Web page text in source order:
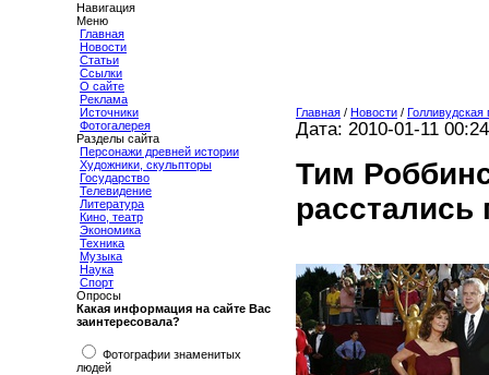
Навигация
Меню
Главная
Новости
Статьи
Ссылки
О сайте
Реклама
Источники
Фотогалерея
Разделы сайта
Персонажи древней истории
Художники, скульпторы
Государство
Телевидение
Литература
Кино, театр
Экономика
Техника
Музыка
Наука
Спорт
Опросы
Какая информация на сайте Вас
заинтересовала?
Фотографии знаменитых
людей
Главная / Новости /
Дата: 2010-01-11 00:24
Тим
расстались